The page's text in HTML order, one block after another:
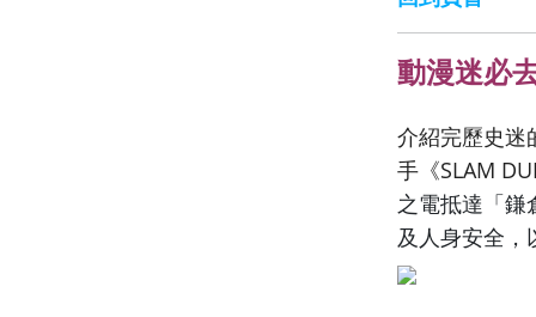
動漫迷必
介紹完歷史迷
手《SLAM
之電抵達「
及人身安全，